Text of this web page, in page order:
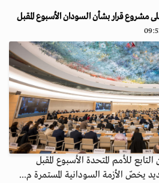
قرار بشأن السودان الأسبوع المقبل
للأمم المتحدة الأسبوع المقبل
يخصّ الأزمة السودانية المستمرة م...